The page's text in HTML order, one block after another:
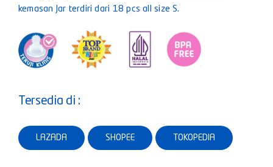
kemasan Jar terdiri dari 18 pcs all size S.
Tersedia di :
LAZADA SHOPEE TOKOPEDIA